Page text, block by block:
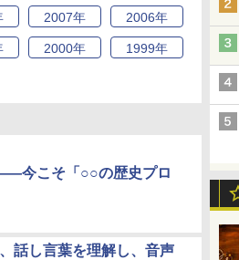
2007年 2006年
2000年 1999年
今こそ「○○の歴史プロ
話し言葉を理解し、音声